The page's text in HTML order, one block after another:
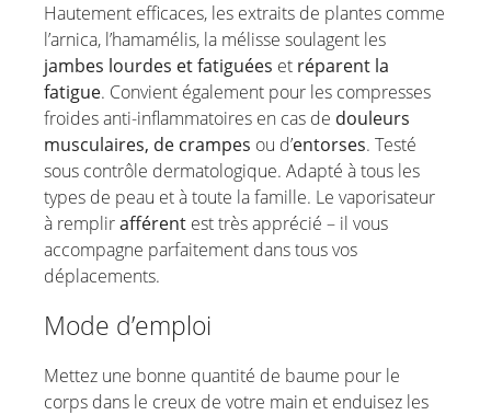
Hautement efficaces, les extraits de plantes comme
l’arnica, l’hamamélis, la mélisse soulagent les
jambes lourdes et fatiguées et réparent la
fatigue. Convient également pour les compresses
froides anti-inflammatoires en cas de douleurs
musculaires, de crampes ou d’entorses. Testé
sous contrôle dermatologique. Adapté à tous les
types de peau et à toute la famille. Le vaporisateur
à remplirafférent est très apprécié – il vous
accompagne parfaitement dans tous vos
déplacements.
Mode d’emploi
Mettez une bonne quantité de baume pour le
corps dans le creux de votre main et enduisez les